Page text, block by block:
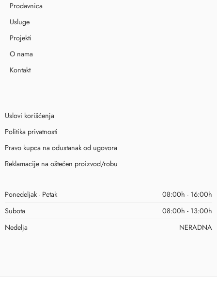
Prodavnica
Usluge
Projekti
O nama
Kontakt
Uslovi korišćenja
Politika privatnosti
Pravo kupca na odustanak od ugovora
Reklamacije na oštećen proizvod/robu
Ponedeljak - Petak
08:00h - 16:00h
Subota
08:00h - 13:00h
Nedelja
NERADNA